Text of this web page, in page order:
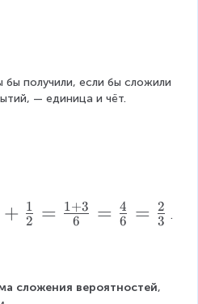
c
6
}
r
получили, если бы сложили
— единица и чёт.
+ 2
1 = 6
1+3 = 6
4 = 3
2 .
сложения вероятностей,